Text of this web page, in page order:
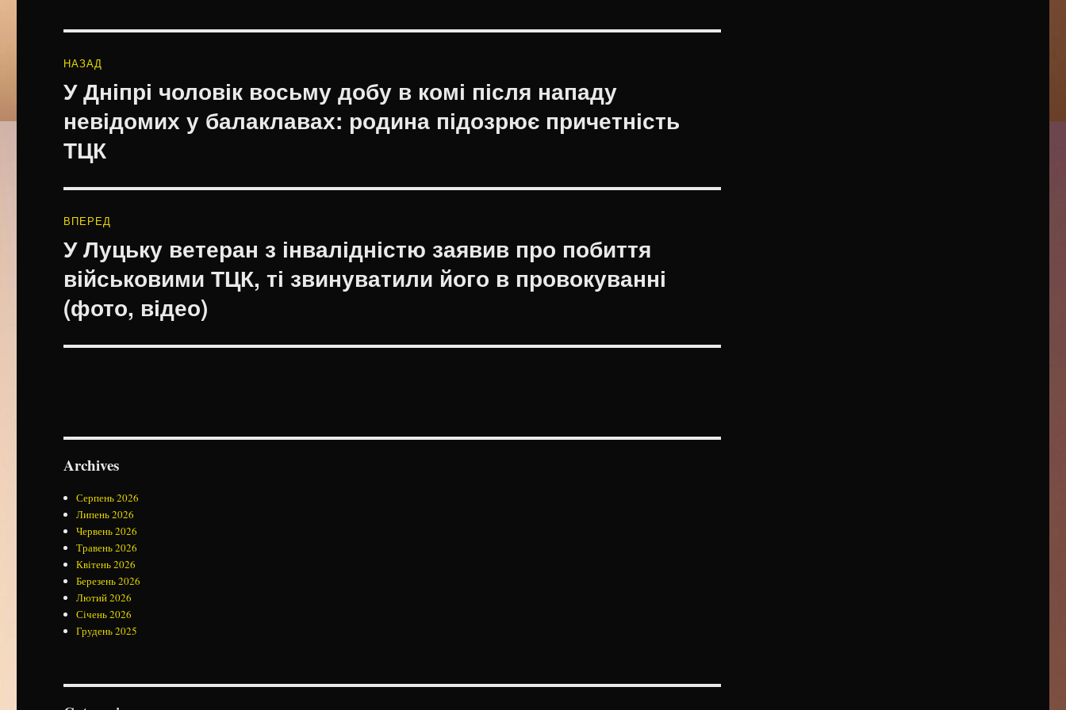
записів
НАЗАД
Попередній
запис:
У Дніпрі чоловік восьму добу в комі після нападу
невідомих у балаклавах: родина підозрює причетність
ТЦК
ВПЕРЕД
Наступний
запис:
У Луцьку ветеран з інвалідністю заявив про побиття
військовими ТЦК, ті звинуватили його в провокуванні
(фото, відео)
Archives
Серпень 2026
Липень 2026
Червень 2026
Травень 2026
Квітень 2026
Березень 2026
Лютий 2026
Січень 2026
Грудень 2025